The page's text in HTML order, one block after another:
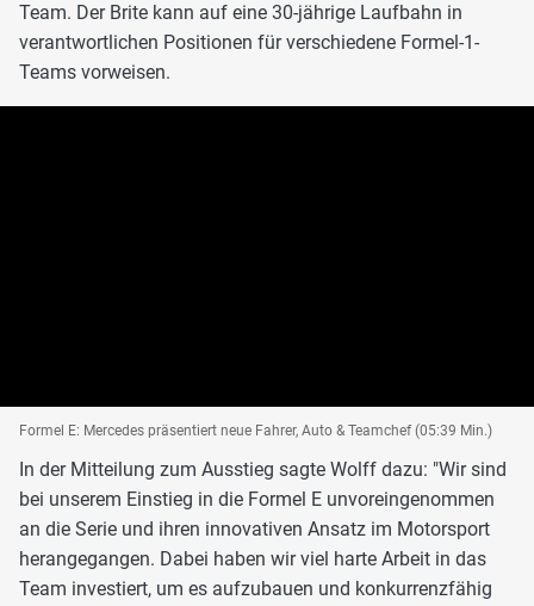
Team. Der Brite kann auf eine 30-jährige Laufbahn in
verantwortlichen Positionen für verschiedene Formel-1-
Teams vorweisen.
Formel E: Mercedes präsentiert neue Fahrer, Auto & Teamchef (05:39 Min.)
In der Mitteilung zum Ausstieg sagte Wolff dazu: "Wir sind
bei unserem Einstieg in die Formel E unvoreingenommen
an die Serie und ihren innovativen Ansatz im Motorsport
herangegangen. Dabei haben wir viel harte Arbeit in das
Team investiert, um es aufzubauen und konkurrenzfähig